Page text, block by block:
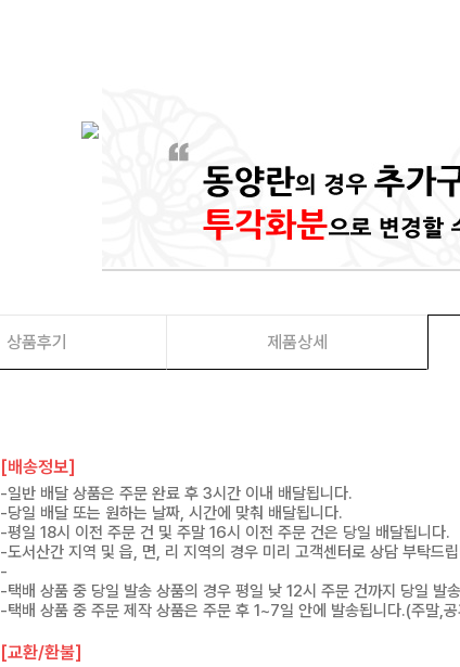
상품후기 제품상세
[배송정보]
-일반 배달 상품은 주문 완료 후 3시간 이내 배달됩니다.
-당일 배달 또는 원하는 날짜, 시간에 맞춰 배달됩니다.
-평일 18시 이전 주문 건 및 주말 16시 이전 주문 건은 당일 배달됩니다.
-도서산간 지역 및 읍, 면, 리 지역의 경우 미리 고객센터로 상담 부탁드
-
-택배 상품 중 당일 발송 상품의 경우 평일 낮 12시 주문 건까지 당일 발
-택배 상품 중 주문 제작 상품은 주문 후 1~7일 안에 발송됩니다.(주말,
[교환/환불]